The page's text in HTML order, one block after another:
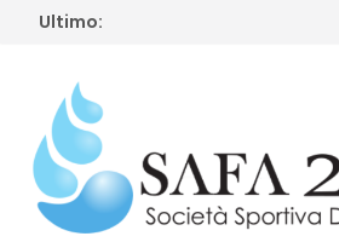
SaltaUltimo: